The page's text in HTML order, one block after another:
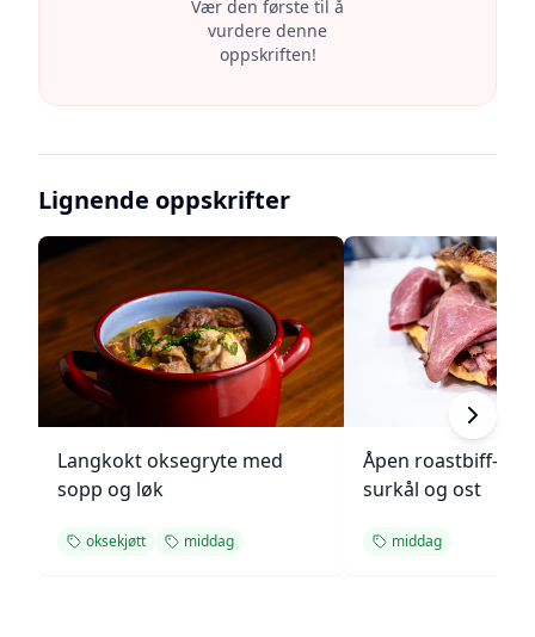
Vær den første til å
vurdere denne
oppskriften!
Lignende oppskrifter
Langkokt oksegryte med
sopp og løk
oksekjøtt middag
Åpen roastbiff-
surkål og ost
middag